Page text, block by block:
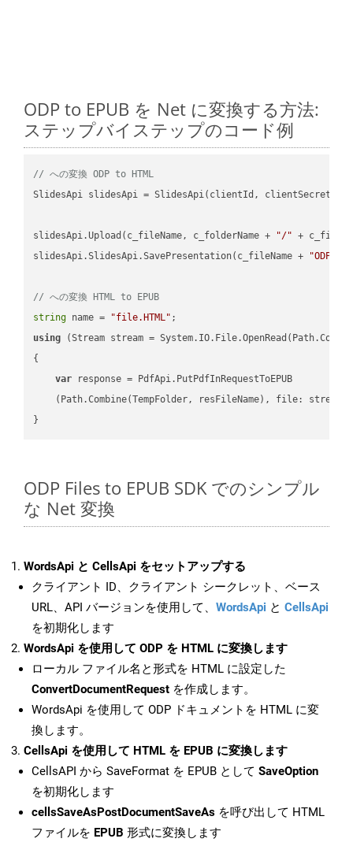
ODP to EPUB を Net に変換する方法:
ステップバイステップのコード例
// への変換 ODP to HTML
SlidesApi slidesApi = SlidesApi(clientId, clientSecret);
slidesApi.Upload(c_fileName, c_folderName + "/" +
slidesApi.SlidesApi.SavePresentation(c_fileName +
"ODP"
// への変換 HTML to EPUB
string name = "file.HTML"
using (Stream stream =
{
var response = PdfApi.PutPdfInRequestToEPUB
    (Path.Combine(TempFolder, resFileName), file: stream);
ODP Files to EPUB SDK でのシンプル
な Net 変換
WordsApi と CellsApi をセットアップする
クライアント ID、クライアント シークレット、ベース
URL、API バージョンを使用して、 WordsApi と CellsApi
を初期化します
WordsApi を使用して ODP を HTML に変換します
ローカル ファイル名と形式を HTML に設定した
ConvertDocumentRequest を作成します。
WordsApi を使用して ODP ドキュメントを HTML に変
換します。
CellsApi を使用して HTML を EPUB に変換します
CellsAPI から SaveFormat を EPUB として SaveOption
を初期化します
cellsSaveAsPostDocumentSaveAs を呼び出して HTML
ファイルを EPUB 形式に変換します